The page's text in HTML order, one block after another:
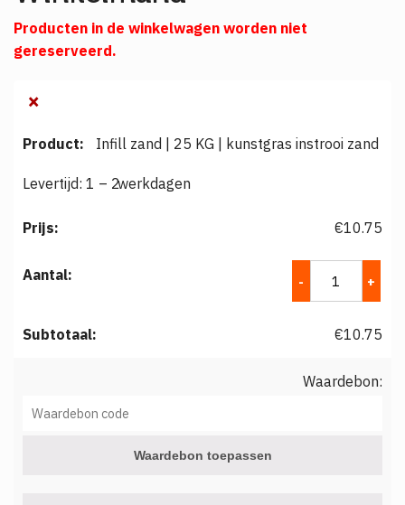
Producten in de winkelwagen worden niet
gereserveerd.
×
Infill zand | 25 KG | kunstgras instrooi zand
Levertijd: 1 – 2
€10.75
€10.75
Waardebon:
Waardebon toepassen